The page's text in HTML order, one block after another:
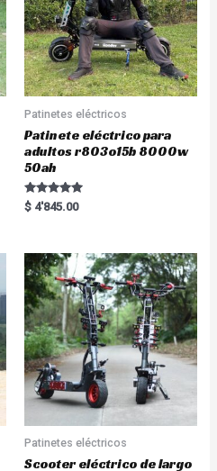
Patinetes eléctricos
Patinete eléctrico para
adultos r803o15b 8000w
50ah
Rated
5.00
$ 4'845.00
Patinetes eléctricos
Scooter eléctrico de largo